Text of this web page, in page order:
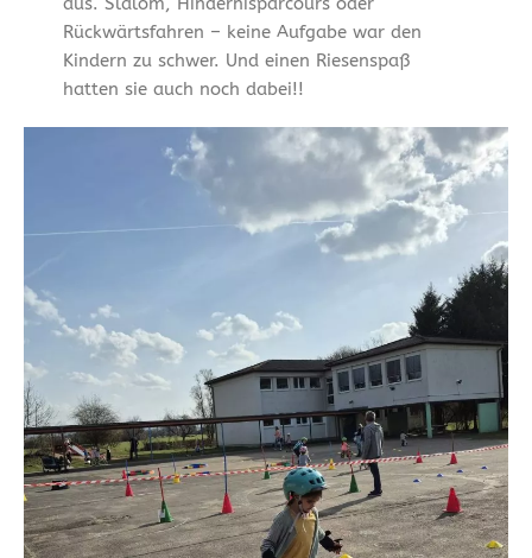
Rückwärtsfahren – keine Aufgabe war den
Kindern zu schwer. Und einen Riesenspaß
hatten sie auch noch dabei!!